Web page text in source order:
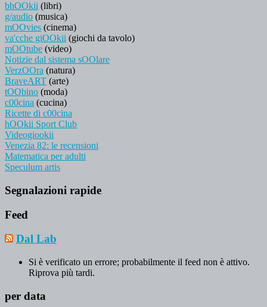
bhOOkii (libri)
g/audio (musica)
mOOvies (cinema)
va'cche giOOkii (giochi da tavolo)
mOOtube (video)
Notizie dal sistema sOOlare
VerzOOra (natura)
BraveART (arte)
tOObino (moda)
c00cina (cucina)
Ricette di c00cina
hOOkii Sport Club
Videogiookii
Venezia 82: le recensioni
Matematica per adulti
Speculum artis
Segnalazioni rapide
Feed
Dal Lab
Si è verificato un errore; probabilmente il feed non è attivo.
Riprova più tardi.
per data